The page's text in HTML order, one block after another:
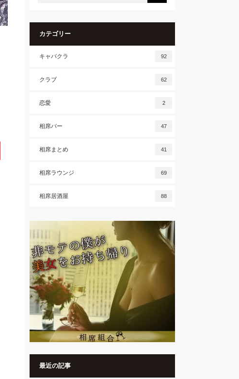
カテゴリー
キャバクラ 92
クラブ 62
恋愛 2
相席バー 47
相席まとめ 41
相席ラウンジ 69
相席居酒屋 88
最近の記事